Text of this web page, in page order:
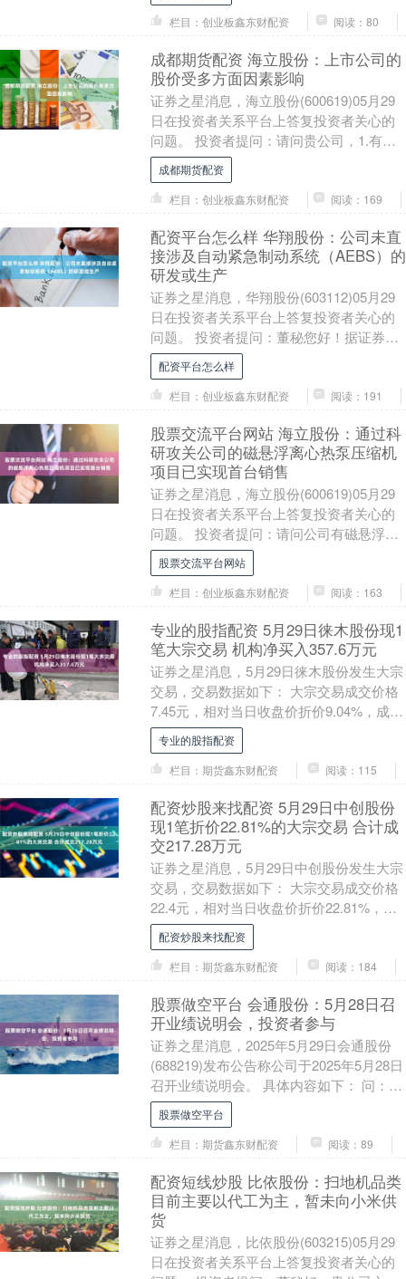
栏目：创业板鑫东财配资
阅读：80
成都期货配资 海立股份：上市公司的
股价受多方面因素影响
证券之星消息，海立股份(600619)05月29
日在投资者关系平台上答复投资者关心的
问题。 投资者提问：请问贵公司，1.有磁
悬浮概念和产品吗？2.有的话为啥业绩....
成都期货配资
栏目：创业板鑫东财配资
阅读：169
配资平台怎么样 华翔股份：公司未直
接涉及自动紧急制动系统（AEBS）的
研发或生产
证券之星消息，华翔股份(603112)05月29
日在投资者关系平台上答复投资者关心的
问题。 投资者提问：董秘您好！据证券时
报报道，强制性国家标准《轻型汽车自动
紧....
配资平台怎么样
栏目：创业板鑫东财配资
阅读：191
股票交流平台网站 海立股份：通过科
研攻关公司的磁悬浮离心热泵压缩机
项目已实现首台销售
证券之星消息，海立股份(600619)05月29
日在投资者关系平台上答复投资者关心的
问题。 投资者提问：请问公司有磁悬浮压
缩机的研发与制造吗？ 海立股份回复：
您....
股票交流平台网站
栏目：创业板鑫东财配资
阅读：163
专业的股指配资 5月29日徕木股份现1
笔大宗交易 机构净买入357.6万元
证券之星消息，5月29日徕木股份发生大宗
交易，交易数据如下： 大宗交易成交价格
7.45元，相对当日收盘价折价9.04%，成交
48万股，成交金额357.6万元，买....
专业的股指配资
栏目：期货鑫东财配资
阅读：115
配资炒股来找配资 5月29日中创股份
现1笔折价22.81%的大宗交易 合计成
交217.28万元
证券之星消息，5月29日中创股份发生大宗
交易，交易数据如下： 大宗交易成交价格
22.4元，相对当日收盘价折价22.81%，成
交9.7万股，成交金额217.28万....
配资炒股来找配资
栏目：期货鑫东财配资
阅读：184
股票做空平台 会通股份：5月28日召
开业绩说明会，投资者参与
证券之星消息，2025年5月29日会通股份
(688219)发布公告称公司于2025年5月28日
召开业绩说明会。 具体内容如下： 问：公
司之后的盈利有什么增长点？....
股票做空平台
栏目：期货鑫东财配资
阅读：89
配资短线炒股 比依股份：扫地机品类
目前主要以代工为主，暂未向小米供
货
证券之星消息，比依股份(603215)05月29
日在投资者关系平台上答复投资者关心的